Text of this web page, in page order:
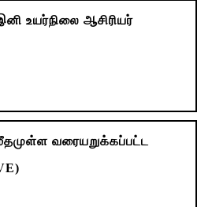
உயர்நிலை ஆசிரியர்
வரையறுக்கப்பட்ட